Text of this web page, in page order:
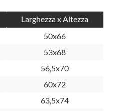
Larghezza x Altezza
50x66
53x68
56,5x70
60x72
63,5x74